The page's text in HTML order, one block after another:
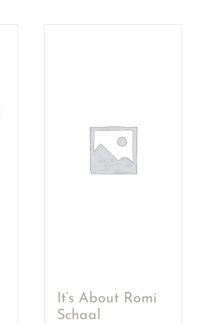
It’s About Romi
Schaal